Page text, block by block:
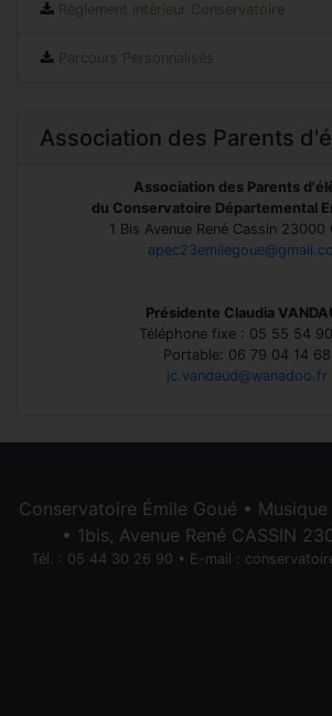
Règlement intérieur Conservatoire
Parcours Personnalisés
Association des Parents
Association des Parents
du Conservatoire Départemental
1 Bis Avenue René Cassin 23000
Présidente Claudia
Téléphone fixe : 05 55 54
Portable: 06 79 04 14 68
jc.vandaud@wanadoo.fr
Conservatoire Émile Goué •
• 1bis, Avenue René CASSIN
Tél. : 05 44 30 26 90 • E-mail :